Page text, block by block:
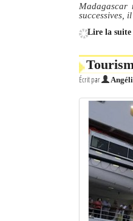
successives,
Lire la suite
Écrit par